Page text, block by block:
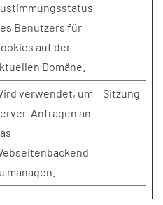
Benutzers für
auf der
Domäne.
verwendet, um
Anfragen an
managen.
Sitzung